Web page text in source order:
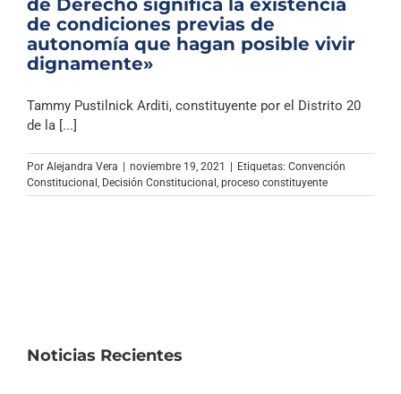
de condiciones previas de
autonomía que hagan posible vivir
dignamente»
Tammy Pustilnick Arditi, constituyente por el Distrito 20
de la [...]
Por Alejandra Vera | noviembre 19, 2021 | Etiquetas: Convención
Constitucional Decisión Constitucional proceso constituyente
Noticias Recientes